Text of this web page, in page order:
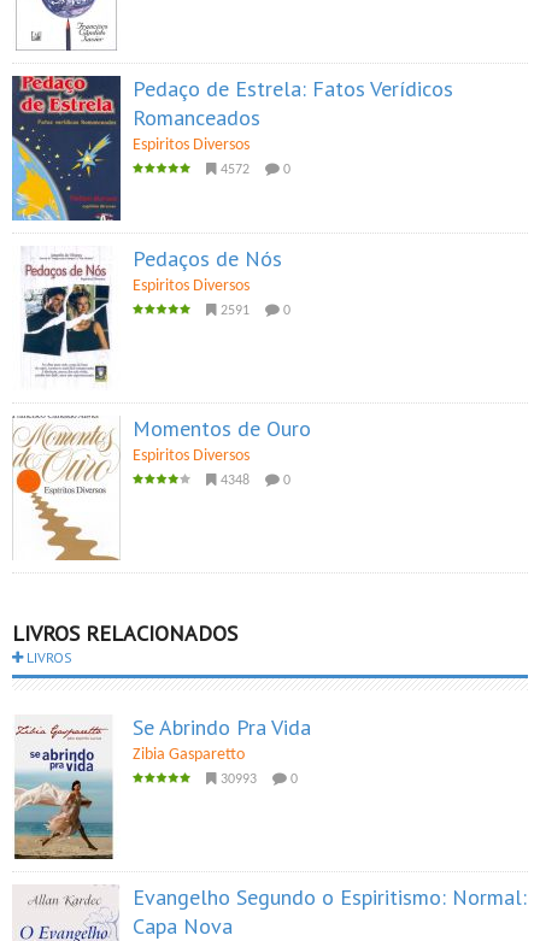
Pedaço de Estrela: Fatos Verídicos
Romanceados
Espiritos Diversos
4572 0
Pedaços de Nós
Espiritos Diversos
2591 0
Momentos de Ouro
Espiritos Diversos
4348 0
LIVROS RELACIONADOS
LIVROS
Se Abrindo Pra Vida
Zibia Gasparetto
30993 0
Evangelho Segundo o Espiritismo: Normal:
Capa Nova